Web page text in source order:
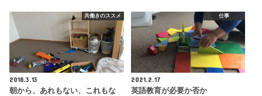
共働きのススメ
2018.3.13
朝から、あれもない、これもな
仕事
2021.2.17
英語教育が必要か否か